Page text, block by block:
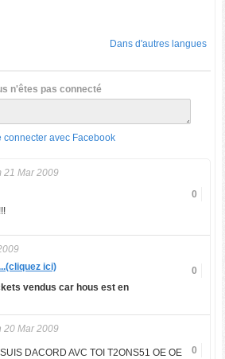
Dans d'autres langues
n'êtes pas connecté
connecter avec Facebook
21 Mar 2009
0
0
ici)
vendus car hous est en
20 Mar 2009
0
DACORD AVC TOI T2ONS51 OE OE